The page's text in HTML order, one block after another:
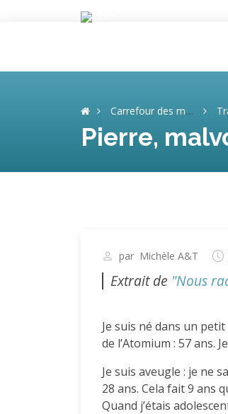
Carrefour des mémoires
Pierre,
par Michèle A&T
Extrait de "Nous
Je suis né dans un
de l’Atomium : 57 ans.
Je suis aveugle : je ne
28 ans. Cela fait 9 ans
Quand j’étais